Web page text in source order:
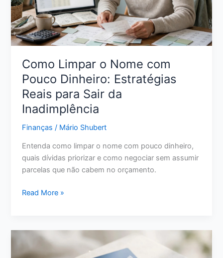
Melhorar
Sua
Pontuação
Como Limpar o Nome com
Pouco Dinheiro: Estratégias
Reais para Sair da
Inadimplência
Finanças / Mário Shubert
Entenda como limpar o nome com pouco dinheiro,
quais dívidas priorizar e como negociar sem assumir
parcelas que não cabem no orçamento.
Como
Nome
Pouco
Read More »